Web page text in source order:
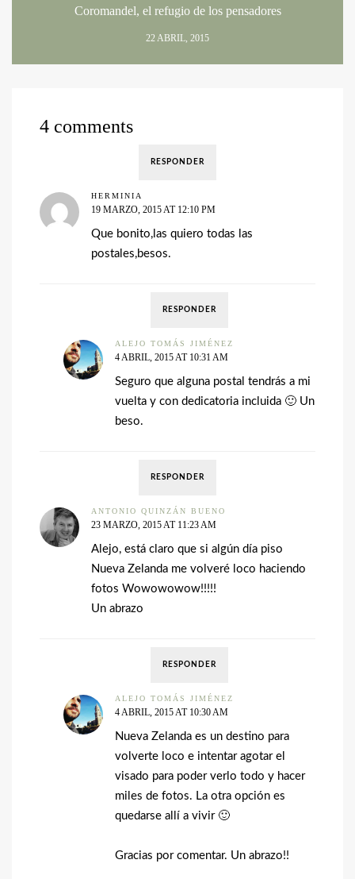
Coromandel, el refugio de los pensadores
22 ABRIL, 2015
4 comments
RESPONDER
HERMINIA
19 MARZO, 2015 AT 12:10 PM
Que bonito,las quiero todas las
postales,besos.
RESPONDER
ALEJO TOMÁS JIMÉNEZ
4 ABRIL, 2015 AT 10:31 AM
Seguro que alguna postal tendrás a mi
vuelta y con dedicatoria incluida 🙂 Un
beso.
RESPONDER
ANTONIO QUINZÁN BUENO
23 MARZO, 2015 AT 11:23 AM
Alejo, está claro que si algún día piso
Nueva Zelanda me volveré loco haciendo
fotos Wowowowow!!!!!
Un abrazo
RESPONDER
ALEJO TOMÁS JIMÉNEZ
4 ABRIL, 2015 AT 10:30 AM
Nueva Zelanda es un destino para
volverte loco e intentar agotar el
visado para poder verlo todo y hacer
miles de fotos. La otra opción es
quedarse allí a vivir 🙂
Gracias por comentar. Un abrazo!!